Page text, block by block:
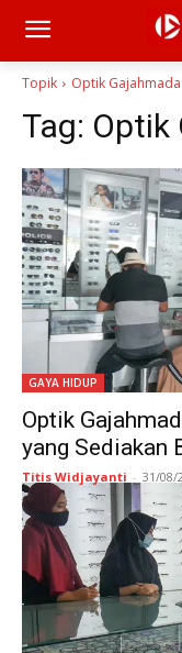
Topik Optik Gajahmada
Tag: Optik
GAYA HIDUP
Optik
yang Sediakan
Titis Widjayanti - 31/08/